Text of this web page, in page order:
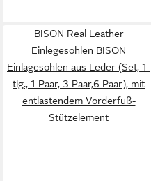
BISON Real Leather
Einlegesohlen BISON
Einlagesohlen aus Leder (Set, 1-
tlg., 1 Paar, 3 Paar,6 Paar), mit
entlastendem Vorderfuß-
Stützelement